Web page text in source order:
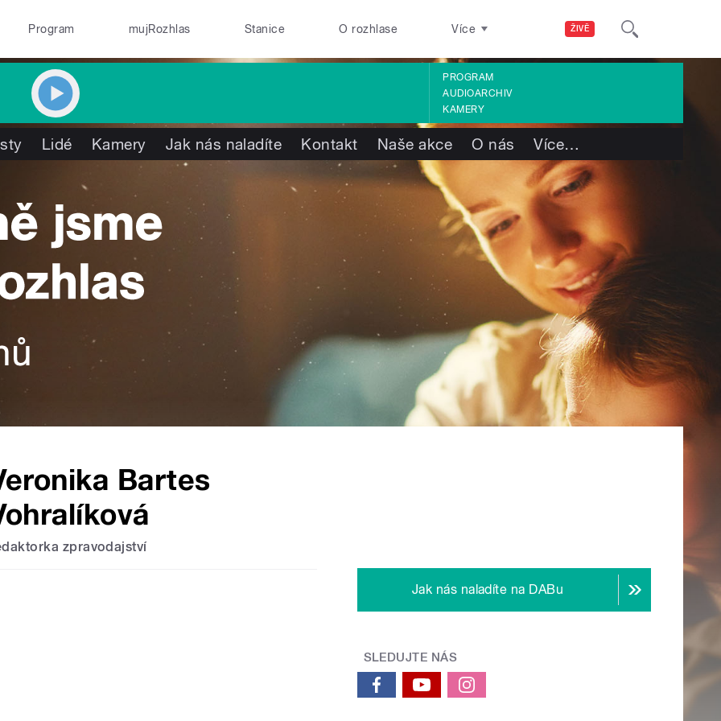
ŽIVĚ
Program mujRozhlas Stanice O rozhlase Více
PROGRAM
AUDIOARCHIV
KAMERY
Lidé Kamery Jak nás naladíte Kontakt Naše akce O nás Více…
Bartes
zpravodajství
Jak nás naladíte na DABu
SLEDUJTE NÁS